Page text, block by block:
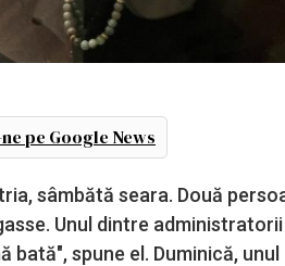
pe Google News
sâmbătă seara. Două
Unul dintre
bată", spune el. Duminică,